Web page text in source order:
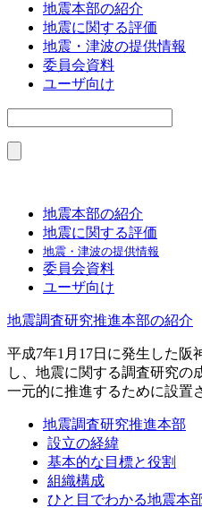
地震本部の紹介
地震に関する評価
地震・津波の提供情報
委員会資料
ユーザ向け
地震本部の紹介
地震に関する評価
地震・津波の提供情報
委員会資料
ユーザ向け
地震調査研究推進本部の紹介
平成7年1月17日に発生した阪
し、地震に関する調査研究の
一元的に推進するために設置
地震調査研究推進本部
設立の経緯
基本的な目標と役割
組織構成
ひと目でわかる地震本